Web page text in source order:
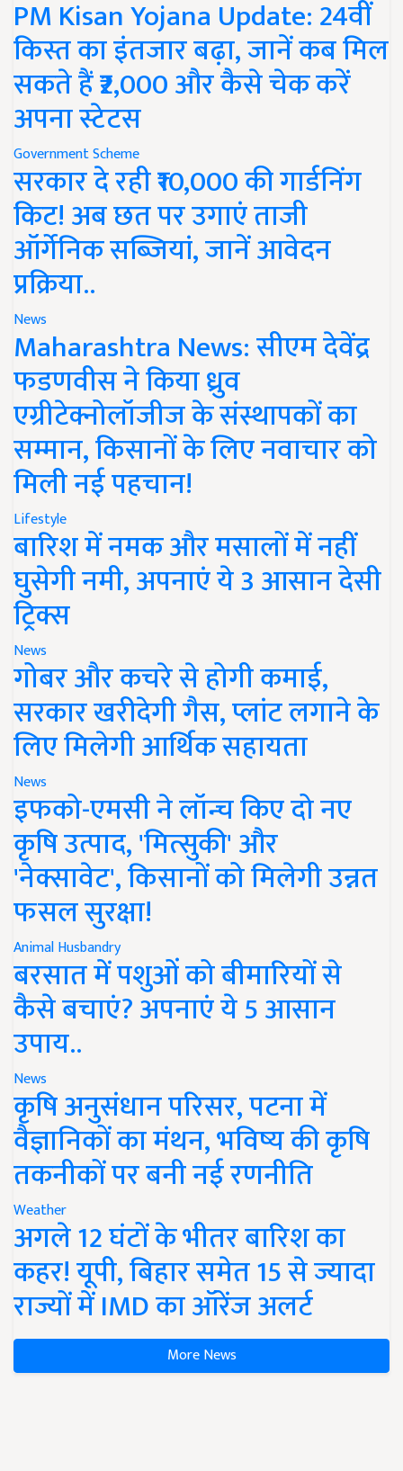
PM Kisan Yojana Update: 24वीं
किस्त का इंतजार बढ़ा, जानें कब मिल
सकते हैं ₹2,000 और कैसे चेक करें
अपना स्टेटस
Government Scheme
सरकार दे रही ₹10,000 की गार्डनिंग
किट! अब छत पर उगाएं ताजी
ऑर्गेनिक सब्जियां, जानें आवेदन
प्रक्रिया..
News
Maharashtra News: सीएम देवेंद्र
फडणवीस ने किया ध्रुव
एग्रीटेक्नोलॉजीज के संस्थापकों का
सम्मान, किसानों के लिए नवाचार को
मिली नई पहचान!
Lifestyle
बारिश में नमक और मसालों में नहीं
घुसेगी नमी, अपनाएं ये 3 आसान देसी
ट्रिक्स
News
गोबर और कचरे से होगी कमाई,
सरकार खरीदेगी गैस, प्लांट लगाने के
लिए मिलेगी आर्थिक सहायता
News
इफको-एमसी ने लॉन्च किए दो नए
कृषि उत्पाद, 'मित्सुकी' और
'नेक्सावेट', किसानों को मिलेगी उन्नत
फसल सुरक्षा!
Animal Husbandry
बरसात में पशुओं को बीमारियों से
कैसे बचाएं? अपनाएं ये 5 आसान
उपाय..
News
कृषि अनुसंधान परिसर, पटना में
वैज्ञानिकों का मंथन, भविष्य की कृषि
तकनीकों पर बनी नई रणनीति
Weather
अगले 12 घंटों के भीतर बारिश का
कहर! यूपी, बिहार समेत 15 से ज्यादा
राज्यों में IMD का ऑरेंज अलर्ट
More News